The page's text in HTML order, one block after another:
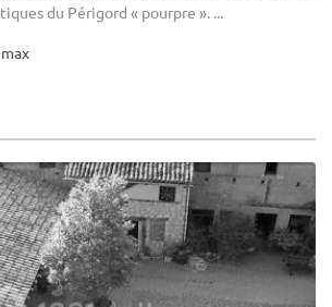
du Périgord « pourpre ». ...